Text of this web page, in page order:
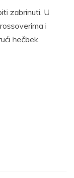
zabrinuti. U
i
hečbek.